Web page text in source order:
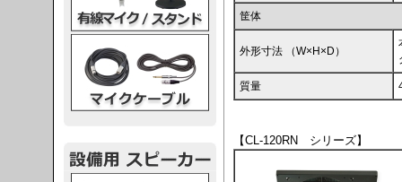
筐体
外形寸法 （W×H×D）
質量
【CL-120RN シリーズ】